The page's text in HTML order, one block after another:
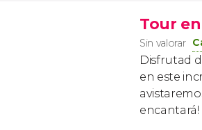
Tour
Sin valorar
Disfrutad
en este
encantará!